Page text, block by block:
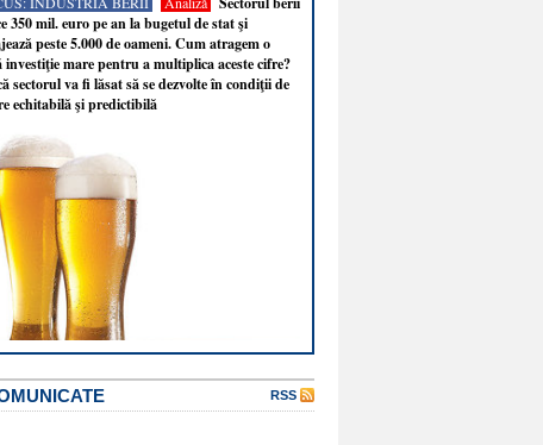
350 mil. euro pe an la bugetul de stat şi
peste 5.000 de oameni. Cum atragem o
investiţie mare pentru a multiplica aceste cifre?
sectorul va fi lăsat să se dezvolte în condiţii de
echitabilă şi predictibilă
RSS